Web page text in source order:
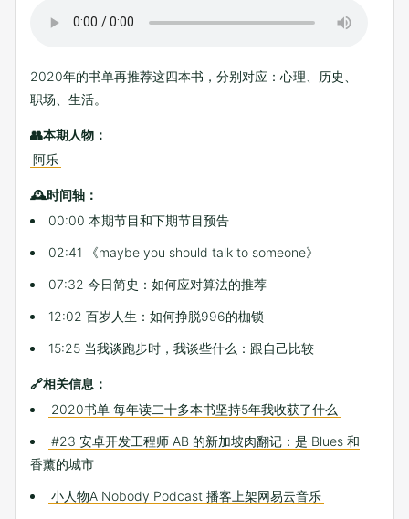
2020年的书单再推荐这四本书，分别对应：心理、历史、
职场、生活。
👥本期人物：
阿乐
🕰时间轴：
00:00 本期节目和下期节目预告
02:41 《maybe you should talk to someone》
07:32 今日简史：如何应对算法的推荐
12:02 百岁人生：如何挣脱996的枷锁
15:25 当我谈跑步时，我谈些什么：跟自己比较
🔗相关信息：
2020书单 每年读二十多本书坚持5年我收获了什么
#23 安卓开发工程师 AB 的新加坡肉翻记：是 Blues 和
香薰的城市
小人物A Nobody Podcast 播客上架网易云音乐